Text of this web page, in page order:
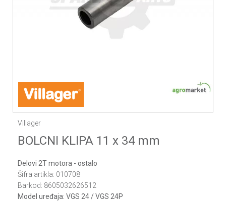
Villager
BOLCNI KLIPA 11 x 34 mm
Delovi 2T motora - ostalo
Šifra artikla: 010708
Barkod: 8605032626512
Model uređaja: VGS 24 / VGS 24P